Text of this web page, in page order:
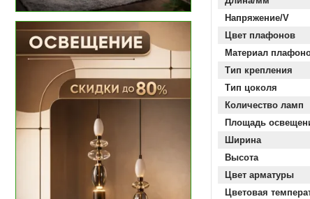
Напряжение/V
Цвет плафонов
Материал
Тип крепления
Тип цоколя
Количество ламп
Площадь
Ширина
Высота
Цвет арматуры
Цветовая